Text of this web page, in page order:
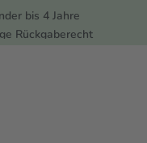
bis 4 Jahre
Rückgaberecht